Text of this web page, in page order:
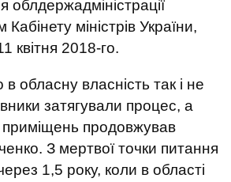
облдержадміністрації
міністрів України,
квітня 2018-го.
обласну власність так і не
затягували процес, а
приміщень продовжував
З мертвої точки питання
1,5 року, коли в області